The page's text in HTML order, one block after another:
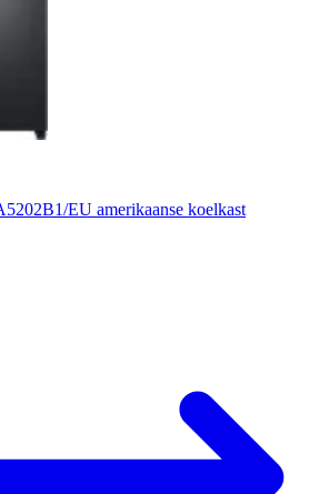
EU amerikaanse koelkast